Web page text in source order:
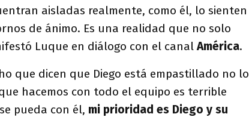
aisladas realmente, como él, lo sienten
de ánimo. Es una realidad que no solo
Luque en diálogo con el canalAmérica.
que dicen que Diego está empastillado no lo
hacemos con todo el equipo es terrible
pueda con él, mi prioridad es Diego y su